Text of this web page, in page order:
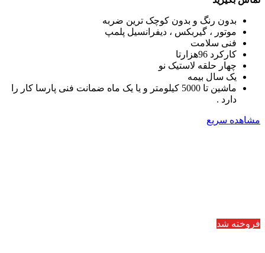
بدون رنگ و بدون کوچک ترین ضربه
موتور ، گیربکس ، دیفرانسیل پلمپ
فنی سلامت
کارکرد 96هزارتا
چهار حلقه لاستیک نو
یک سال بیمه
ماشین تا 5000 کیلومتر و یا یک ماه ضمانت فنی پارسا کار را
دارد .
مشاهده سریع
فروخته شد